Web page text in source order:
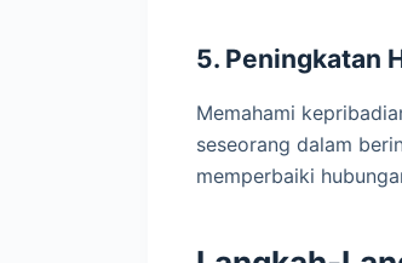
5. Peningkatan
Memahami
seseorang dalam
memperbaiki